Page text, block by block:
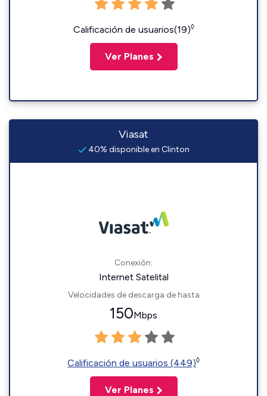
Calificación de usuarios(19)◊
Ver Planes
Viasat
40% disponible en Clinton
Conexión:
Internet Satelital
Velocidades de descarga de hasta
150Mbps
Calificación de usuarios (449)◊
Ver Planes